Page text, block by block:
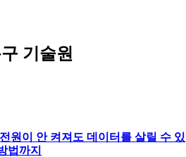
기술원
원이 안 켜져도 데이터를 살릴 수 있
법까지